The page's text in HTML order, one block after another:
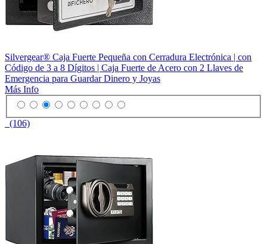
Silvergear® Caja Fuerte Pequeña con Cerradura Electrónica | con
Código de 3 a 8 Dígitos | Caja Fuerte de Acero con 2 Llaves de
Emergencia para Guardar Dinero y Joyas
Más Info
(106)